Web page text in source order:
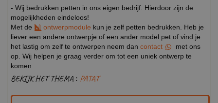
- Wij bedrukken petten in ons eigen bedrijf. Hierdoor zijn de
mogelijkheden eindeloos!
Met de
ontwerpmodule kun je zelf petten bedrukken. Heb je
liever een andere ontwerpje of een ander model pet of vind je
het lastig om zelf te ontwerpen neem dan contact
met ons
op. Wij helpen je graag verder om tot een uniek ontwerp te
komen
BEKIJK HET THEMA : PATAT